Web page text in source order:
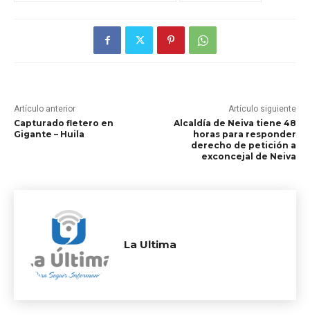
Artículo anterior
Capturado fletero en
Gigante – Huila
Artículo siguiente
Alcaldía de Neiva tiene 48
horas para responder
derecho de petición a
exconcejal de Neiva
La Ultima